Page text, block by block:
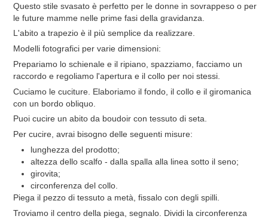
Questo stile svasato è perfetto per le donne in sovrappeso o per
le future mamme nelle prime fasi della gravidanza.
L'abito a trapezio è il più semplice da realizzare.
Modelli fotografici per varie dimensioni:
Prepariamo lo schienale e il ripiano, spazziamo, facciamo un
raccordo e regoliamo l'apertura e il collo per noi stessi.
Cuciamo le cuciture. Elaboriamo il fondo, il collo e il giromanica
con un bordo obliquo.
Puoi cucire un abito da boudoir con tessuto di seta.
Per cucire, avrai bisogno delle seguenti misure:
lunghezza del prodotto;
altezza dello scalfo - dalla spalla alla linea sotto il seno;
girovita;
circonferenza del collo.
Piega il pezzo di tessuto a metà, fissalo con degli spilli.
Troviamo il centro della piega, segnalo. Dividi la circonferenza